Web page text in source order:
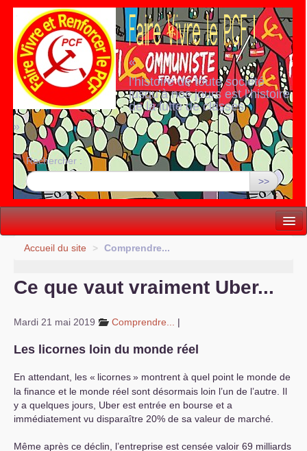
«
l’histoire de toute société
jusqu’à nos jours est l’histoire
de la lutte de classes
»
Rechercher :
>>
Vie politique
Internationale
S’organiser
Comprendre...
Vie du site
Accueil du site > Comprendre...
Ce que vaut vraiment Uber...
Mardi 21 mai 2019 Comprendre... |
Les licornes loin du monde réel
En attendant, les « licornes» montrent à quel point le monde de
la finance et le monde réel sont désormais loin l’un de l’autre. Il
y a quelques jours, Uber est entrée en bourse et a
immédiatement vu disparaître 20% de sa valeur de marché.
Même après ce déclin, l’entreprise est censée valoir 69 milliards